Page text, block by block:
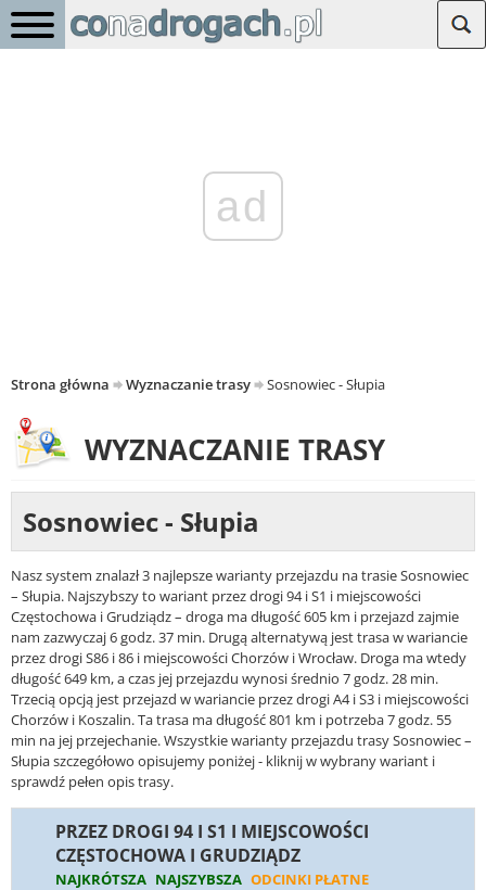
ad
Strona główna Wyznaczanie trasy Sosnowiec - Słupia
WYZNACZANIE TRASY
Sosnowiec - Słupia
Nasz system znalazł 3 najlepsze warianty przejazdu na trasie Sosnowiec
– Słupia. Najszybszy to wariant przez drogi 94 i S1 i miejscowości
Częstochowa i Grudziądz – droga ma długość 605 km i przejazd zajmie
nam zazwyczaj 6 godz. 37 min. Drugą alternatywą jest trasa w wariancie
przez drogi S86 i 86 i miejscowości Chorzów i Wrocław. Droga ma wtedy
długość 649 km, a czas jej przejazdu wynosi średnio 7 godz. 28 min.
Trzecią opcją jest przejazd w wariancie przez drogi A4 i S3 i miejscowości
Chorzów i Koszalin. Ta trasa ma długość 801 km i potrzeba 7 godz. 55
min na jej przejechanie. Wszystkie warianty przejazdu trasy Sosnowiec –
Słupia szczegółowo opisujemy poniżej - kliknij w wybrany wariant i
sprawdź pełen opis trasy.
PRZEZ DROGI 94 I S1 I MIEJSCOWOŚCI
CZĘSTOCHOWA I GRUDZIĄDZ
NAJKRÓTSZA NAJSZYBSZA ODCINKI PŁATNE